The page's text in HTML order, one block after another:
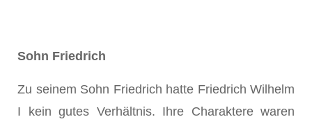
Sohn Friedrich
Zu seinem Sohn Friedrich hatte Friedrich Wilhelm
I kein gutes Verhältnis. Ihre Charaktere waren